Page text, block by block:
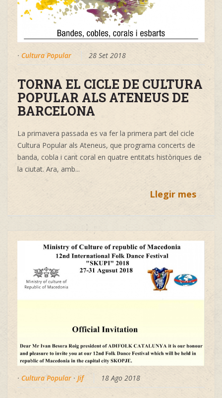
· Cultura Popular 28 Set 2018
TORNA EL CICLE DE CULTURA
POPULAR ALS ATENEUS DE
BARCELONA
La primavera passada es va fer la primera part del cicle
Cultura Popular als Ateneus, que programa concerts de
banda, cobla i cant coral en quatre entitats històriques de
la ciutat. Ara, amb...
Llegir mes
· Cultura Popular · Jif 18 Ago 2018